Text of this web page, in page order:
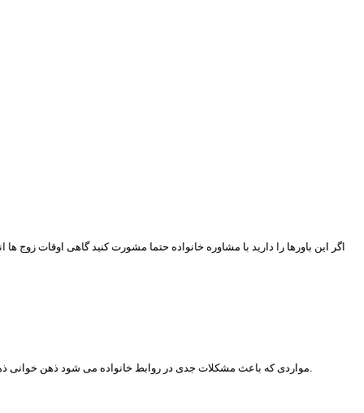
اگر این باورها را دارید با مشاوره خانواده حتما مشورت کنید گاهی اوقات زوج ها